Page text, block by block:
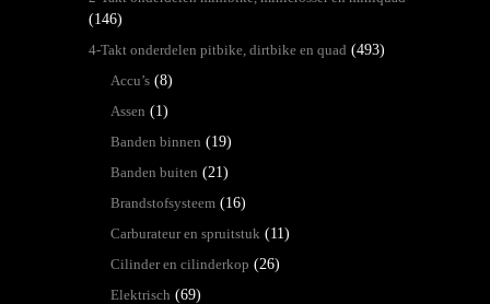
(146)
4-Takt onderdelen pitbike, dirtbike en quad (493)
Accu’s (8)
Assen (1)
Banden binnen (19)
Banden buiten (21)
Brandstofsysteem (16)
Carburateur en spruitstuk (11)
Cilinder en cilinderkop (26)
Elektrisch (69)